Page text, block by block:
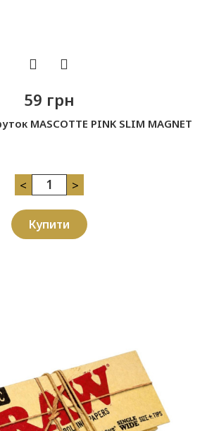
59 грн
MASCOTTE PINK SLIM MAGNET
< >
Купити